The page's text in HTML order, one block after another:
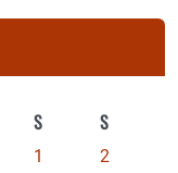
S S
1
2